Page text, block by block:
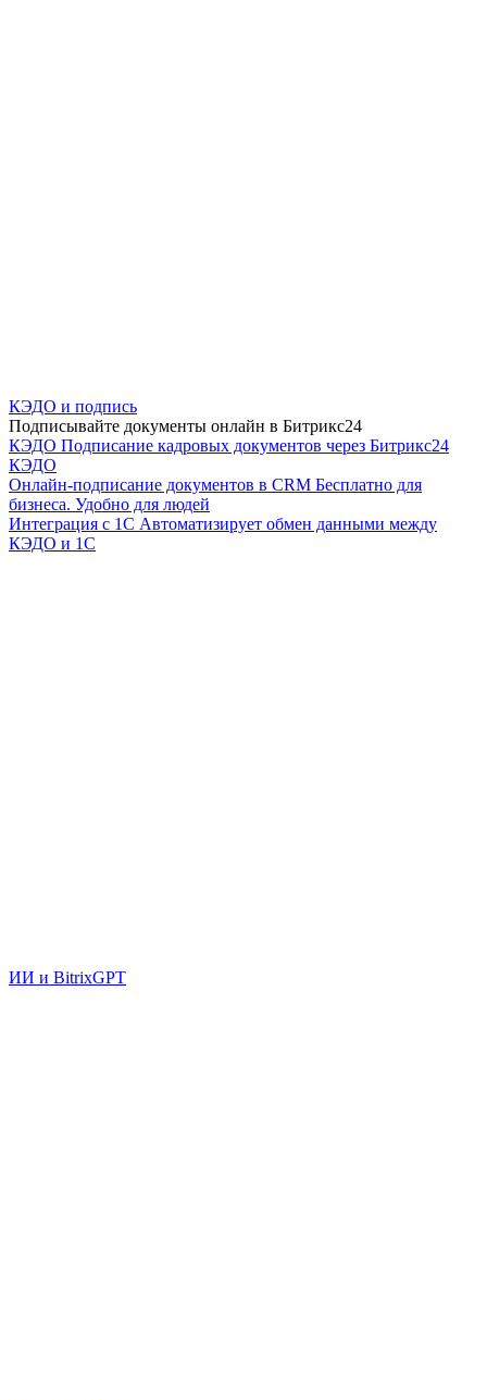
КЭДО и подпись
Подписывайте документы онлайн в Битрикс24
КЭДО Подписание кадровых документов через Битрикс24
КЭДО
Онлайн-подписание документов в CRM Бесплатно для
бизнеса. Удобно для людей
Интеграция с 1С Автоматизирует обмен данными между
КЭДО и 1С
ИИ и BitrixGPT